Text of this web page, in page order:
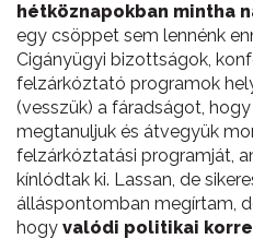
hétköznapokban mintha
egy csöppet sem lennénk
Cigányügyi bizottságok,
felzárkóztató programok
(vesszük) a fáradságot,
megtanuljuk és átvegyük
felzárkóztatási programját,
kínlódtak ki. Lassan, de
álláspontomban megírtam,
hogy valódi politikai